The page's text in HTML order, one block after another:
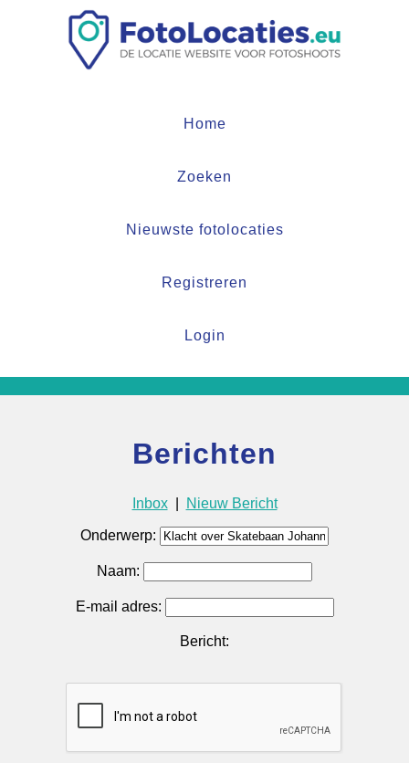
Home
Zoeken
Nieuwste fotolocaties
Registreren
Login
Berichten
Inbox| Nieuw Bericht
Onderwerp:
Naam:
E-mail adres:
Bericht: